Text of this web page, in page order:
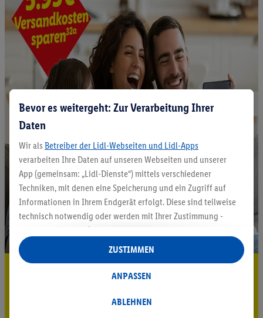
5.95 € Versand sparen³²ᵃ
Bevor es weitergeht: Zur Verarbeitung Ihrer
Daten
Wir als Betreiber der Lidl-Webseiten und Lidl-Apps
verarbeiten Ihre Daten auf unseren Webseiten und unserer
App (gemeinsam: „Lidl-Dienste“) mittels verschiedener
Techniken, mit denen eine Speicherung und ein Zugriff auf
Informationen in Ihrem Endgerät erfolgt. Diese sind teilweise
technisch notwendig oder werden mit Ihrer Zustimmung -
auch durch Partner (u.a.
Verantwortliche; im Zusammenhang mit dem IAB TCF
insgesamt
Statistik-Erstellung oder für personalisierte Werbung
Datenverarbeitungen für personalisierte Werbung werden
ABLEHNEN
ANPASSEN
ZUSTIMMEN